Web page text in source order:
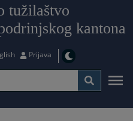
tužilaštvo
kantona
Prijava